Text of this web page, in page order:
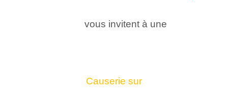
vous invitent à une
Causerie sur